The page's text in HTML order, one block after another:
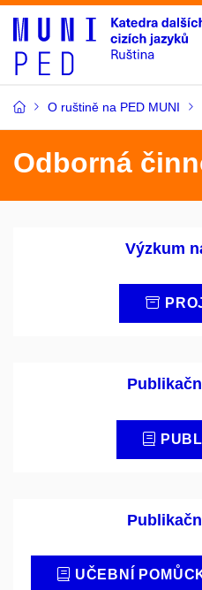
O ruštině na PED MUNI
Odborná
Výzkum
UČEBNÍ